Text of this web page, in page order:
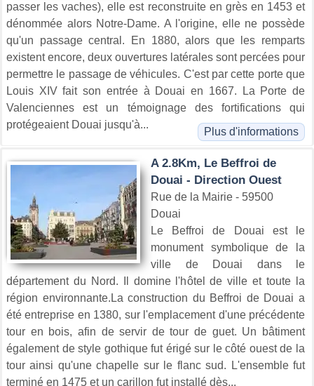
passer les vaches), elle est reconstruite en grès en 1453 et
dénommée alors Notre-Dame. A l'origine, elle ne possède
qu'un passage central. En 1880, alors que les remparts
existent encore, deux ouvertures latérales sont percées pour
permettre le passage de véhicules. C'est par cette porte que
Louis XIV fait son entrée à Douai en 1667. La Porte de
Valenciennes est un témoignage des fortifications qui
protégeaient Douai jusqu'à...
Plus d'informations
A 2.8Km, Le Beffroi de
Douai - Direction Ouest
Rue de la Mairie - 59500
Douai
Le Beffroi de Douai est le
monument symbolique de la
ville de Douai dans le
département du Nord. Il domine l'hôtel de ville et toute la
région environnante.La construction du Beffroi de Douai a
été entreprise en 1380, sur l'emplacement d'une précédente
tour en bois, afin de servir de tour de guet. Un bâtiment
également de style gothique fut érigé sur le côté ouest de la
tour ainsi qu'une chapelle sur le flanc sud. L'ensemble fut
terminé en 1475 et un carillon fut installé dès...